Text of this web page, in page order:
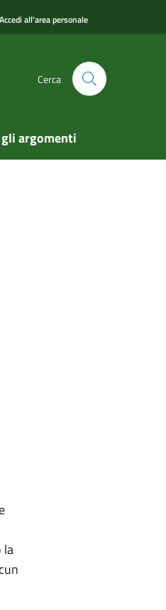
Accedi all'area personale
Cerca
argomenti
la